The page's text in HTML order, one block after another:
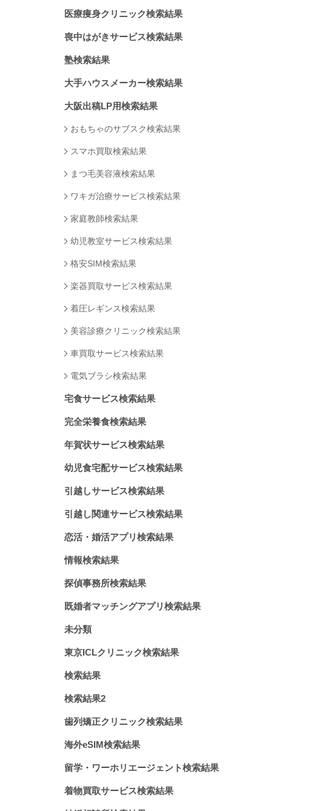
医療痩身クリニック検索結果
喪中はがきサービス検索結果
塾検索結果
大手ハウスメーカー検索結果
大阪出稿LP用検索結果
おもちゃのサブスク検索結果
スマホ買取検索結果
まつ毛美容液検索結果
ワキガ治療サービス検索結果
家庭教師検索結果
幼児教室サービス検索結果
格安SIM検索結果
楽器買取サービス検索結果
着圧レギンス検索結果
美容診療クリニック検索結果
車買取サービス検索結果
電気ブラシ検索結果
宅食サービス検索結果
完全栄養食検索結果
年賀状サービス検索結果
幼児食宅配サービス検索結果
引越しサービス検索結果
引越し関連サービス検索結果
恋活・婚活アプリ検索結果
情報検索結果
探偵事務所検索結果
既婚者マッチングアプリ検索結果
未分類
東京ICLクリニック検索結果
検索結果
検索結果2
歯列矯正クリニック検索結果
海外eSIM検索結果
留学・ワーホリエージェント検索結果
着物買取サービス検索結果